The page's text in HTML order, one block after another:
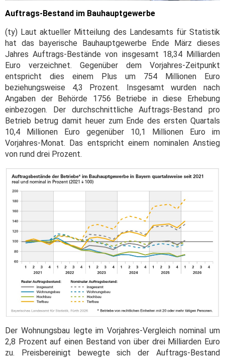
Auftrags-Bestand im Bauhauptgewerbe
(ty) Laut aktueller Mitteilung des Landesamts für Statistik
hat das bayerische Bauhauptgewerbe Ende März dieses
Jahres Auftrags-Bestände von insgesamt 18,34 Milliarden
Euro verzeichnet. Gegenüber dem Vorjahres-Zeitpunkt
entspricht dies einem Plus um 754 Millionen Euro
beziehungsweise 4,3 Prozent. Insgesamt wurden nach
Angaben der Behörde 1756 Betriebe in diese Erhebung
einbezogen. Der durchschnittliche Auftrags-Bestand pro
Betrieb betrug damit heuer zum Ende des ersten Quartals
10,4 Millionen Euro gegenüber 10,1 Millionen Euro im
Vorjahres-Monat. Das entspricht einem nominalen Anstieg
von rund drei Prozent.
Der Wohnungsbau legte im Vorjahres-Vergleich nominal um
2,8 Prozent auf einen Bestand von über drei Milliarden Euro
zu. Preisbereinigt bewegte sich der Auftrags-Bestand